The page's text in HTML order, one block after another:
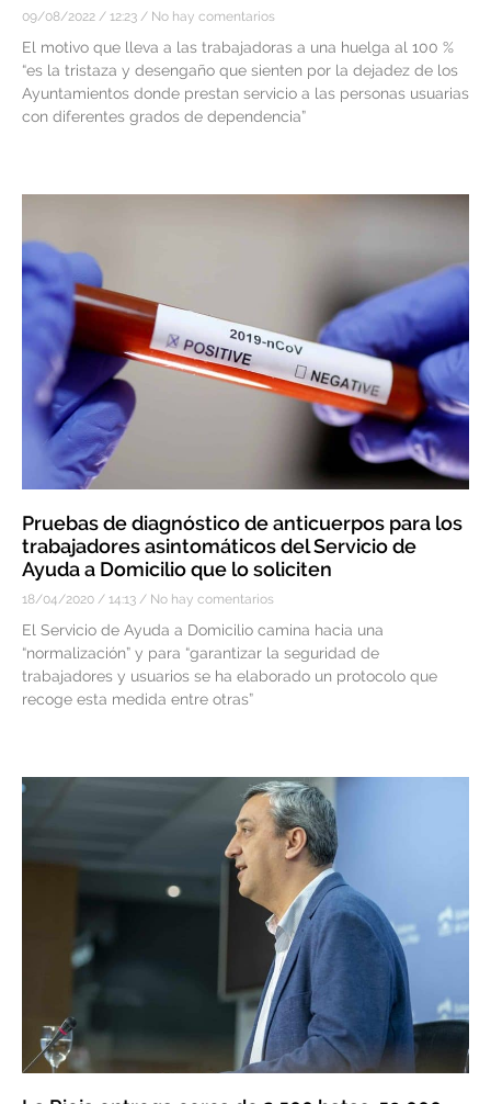
09/08/2022 12:23 No hay comentarios
El motivo que lleva a las trabajadoras a una huelga al 100 %
“es la tristaza y desengaño que sienten por la dejadez de los
Ayuntamientos donde prestan servicio a las personas usuarias
con diferentes grados de dependencia”
Pruebas de diagnóstico de anticuerpos para los
trabajadores asintomáticos del Servicio de
Ayuda a Domicilio que lo soliciten
18/04/2020 14:13 No hay comentarios
El Servicio de Ayuda a Domicilio camina hacia una
“normalización” y para “garantizar la seguridad de
trabajadores y usuarios se ha elaborado un protocolo que
recoge esta medida entre otras”